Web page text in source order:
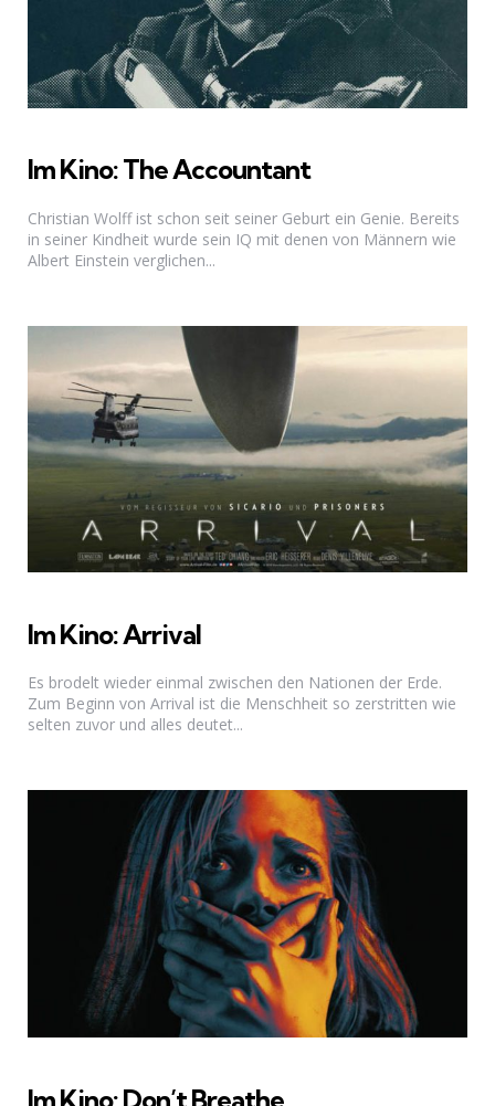
Im Kino: The Accountant
Christian Wolff ist schon seit seiner Geburt ein Genie. Bereits
in seiner Kindheit wurde sein IQ mit denen von Männern wie
Albert Einstein verglichen...
Im Kino: Arrival
Es brodelt wieder einmal zwischen den Nationen der Erde.
Zum Beginn von Arrival ist die Menschheit so zerstritten wie
selten zuvor und alles deutet...
Im Kino: Don’t Breathe